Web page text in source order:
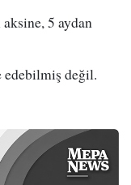
5 aydan
edebilmiş değil.